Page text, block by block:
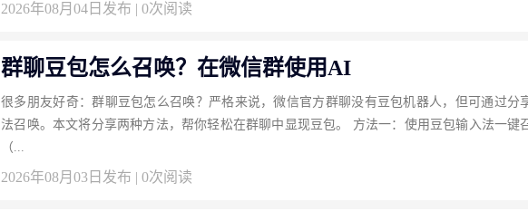
2026年08月04日发布 | 0次阅读
群聊豆包怎么召唤？在微信群使用AI
很多朋友好奇：群聊豆包怎么召唤？严格来说，微信官方群聊没有豆包机器人，但可通过分
法召唤。本文将分享两种方法，帮你轻松在群聊中显现豆包。 方法一：使用豆包输入法一键
（...
2026年08月03日发布 | 0次阅读